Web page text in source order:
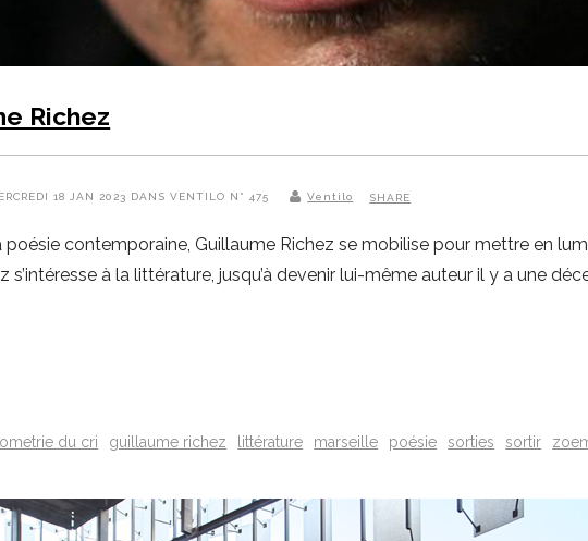
Richez
18 JAN 2023 DANS VENTILO N° 475 Ventilo SHARE
contemporaine, Guillaume Richez se mobilise pour mettre en
à la littérature, jusqu’à devenir lui-même auteur il y a une
du cri guillaume richez littérature marseille poésie sorties sortir